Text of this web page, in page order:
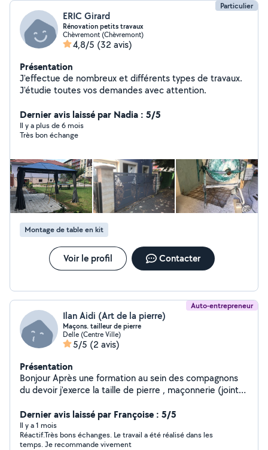
Particulier
ERIC Girard
Rénovation petits travaux
Chèvremont (Chèvremont)
4,8/5 (32 avis)
Présentation
J'effectue de nombreux et différents types de travaux.
J'étudie toutes vos demandes avec attention.
Dernier avis laissé par Nadia : 5/5
Il y a plus de 6 mois
Très bon échange
Montage de table en kit
Voir le profil Contacter
Auto-entrepreneur
Ilan Aidi (Art de la pierre)
Maçons. tailleur de pierre
Delle (Centre Ville)
5/5 (2 avis)
Présentation
Bonjour Après une formation au sein des compagnons
du devoir j'exerce la taille de pierre , maçonnerie (joint
carelage en pierre ou céramique salle de bain ou sol
terrasse etc
Dernier avis laissé par Françoise : 5/5
Il y a 1 mois
Réactif.Très bons échanges. Le travail a été réalisé dans les
temps. Je recommande vivement